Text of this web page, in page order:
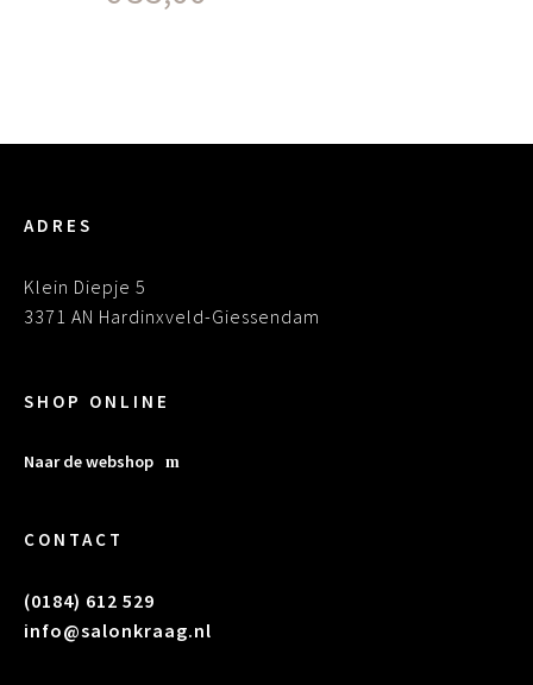
ADRES
Klein Diepje 5
3371 AN Hardinxveld-Giessendam
SHOP ONLINE
Naar de webshop
CONTACT
(0184) 612 529
info@salonkraag.nl